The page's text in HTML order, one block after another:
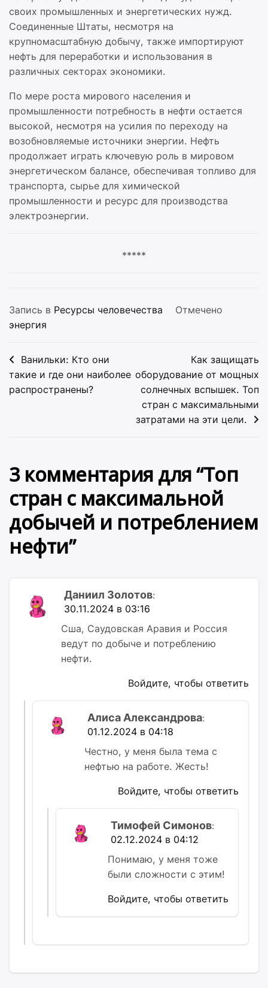
своих промышленных и энергетических нужд.
Соединенные Штаты, несмотря на
крупномасштабную добычу, также импортируют
нефть для переработки и использования в
различных секторах экономики.
По мере роста мирового населения и
промышленности потребность в нефти остается
высокой, несмотря на усилия по переходу на
возобновляемые источники энергии. Нефть
продолжает играть ключевую роль в мировом
энергетическом балансе, обеспечивая топливо для
транспорта, сырье для химической
промышленности и ресурс для производства
электроэнергии.
*****
Запись в Ресурсы человечества
Отмечено
энергия
Навигация
по
записям
Ванильки: Кто они
такие и где они наиболее
распространены?
Как защищать
оборудование от мощных
солнечных вспышек. Топ
стран с максимальными
затратами на эти цели.
3 комментария для “Топ
стран с максимальной
добычей и потреблением
нефти”
Даниил Золотов:
30.11.2024 в 03:16
Сша, Саудовская Аравия и Россия
ведут по добыче и потреблению
нефти.
Войдите, чтобы ответить
Алиса Александрова:
01.12.2024 в 04:18
Честно, у меня была тема с
нефтью на работе. Жесть!
Войдите, чтобы ответить
Тимофей Симонов:
02.12.2024 в 04:12
Понимаю, у меня тоже
были сложности с этим!
Войдите, чтобы ответить